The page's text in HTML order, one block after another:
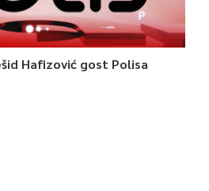
Hafizović gost Polisa